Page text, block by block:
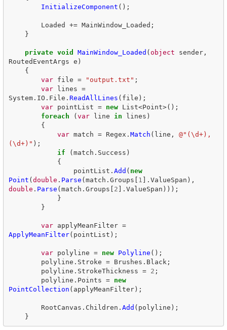
InitializeComponent ();
Loaded += MainWindow_Loaded ;
}
private void MainWindow_Loaded (object sender,
RoutedEventArgs e )
{
var
file = "output.txt" ;
var
lines =
System. IO . File . ReadAllLines ( file );
var
pointList = new List<Point>();
foreach
(var line in lines )
{
var match = Regex . Match ( line ,
@"(\d+),
(\d+)" );
if
(match . Success )
{
pointList . Add ( new
Point (double . Parse (match . Groups [ 1 ]. ValueSpan ),
double . Parse (match . Groups [ 2 ]. ValueSpan )));
}
}
var applyMeanFilter =
ApplyMeanFilter( pointList );
var polyline = new Polyline ();
polyline . Stroke = Brushes . Black ;
polyline . StrokeThickness = 2 ;
polyline . Points =
new
PointCollection ( applyMeanFilter);
RootCanvas . Children . Add ( polyline );
}